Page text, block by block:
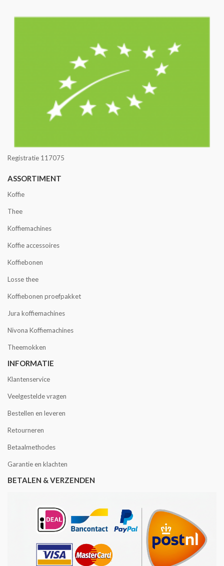
Registratie 117075
ASSORTIMENT
Koffie
Thee
Koffiemachines
Koffie accessoires
Koffiebonen
Losse thee
Koffiebonen proefpakket
Jura koffiemachines
Nivona Koffiemachines
Theemokken
INFORMATIE
Klantenservice
Veelgestelde vragen
Bestellen en leveren
Retourneren
Betaalmethodes
Garantie en klachten
BETALEN & VERZENDEN